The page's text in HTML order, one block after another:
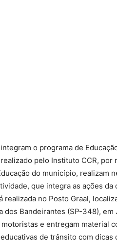
o programa de
pelo Instituto CCR, por
do município, realizam
que integra as ações da
no Posto Graal,
Bandeirantes (SP-348), em
e entregam material
de trânsito com dicas